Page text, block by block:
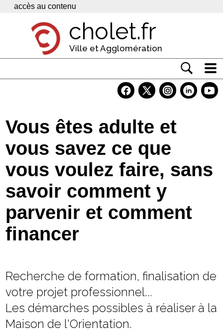
Panneau de gestion des cookies
accès au contenu
cholet.fr
Ville et Agglomération
Economie
Services
Contacts
Vous êtes adulte et
vous savez ce que
vous voulez faire, sans
savoir comment y
parvenir et comment
financer
Recherche de formation, finalisation de
votre projet professionnel...
Les démarches possibles à réaliser à la
Maison de l'Orientation.